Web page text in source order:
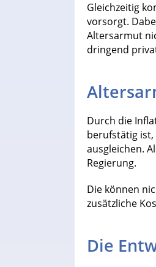
Gleichzeitig
vorsorgt.
Altersarmut
dringend
Durch die
berufstätig
ausgleichen.
Regierung.
Die können
zusätzliche
Die